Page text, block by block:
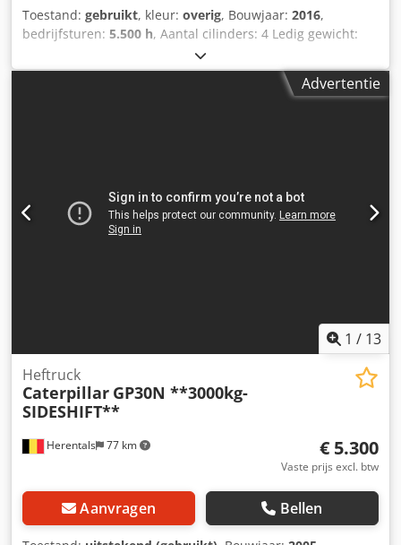
Toestand: gebruikt, kleur: overig, Bouwjaar: 2016,
bedrijfsturen: 5.500 h, Aantal cilinders: 4 Ledig gewicht:
15.320 kg Breedte: 255 cm Snelwisselsysteem: ja
Serienummer: CF4A00262 Kentekenbewijs deel 1 en 2
aanwezig: ja Datum eerste toelating: 03.03.2025
Extra hydraulische leidingen Hydraulische snelkoppeling
Inclusief graafbak Hydraulische grijper Plaat egaliseerblad
aanwezig: ja Cjdpfxjzrv Urs Alyorf Centrale smering
Advertentie
1 / 13
Herentals 77 km
Heftruck
Caterpillar GP30N **3000kg-
SIDESHIFT**
€ 5.300
Vaste prijs excl. btw
Aanvragen Bellen